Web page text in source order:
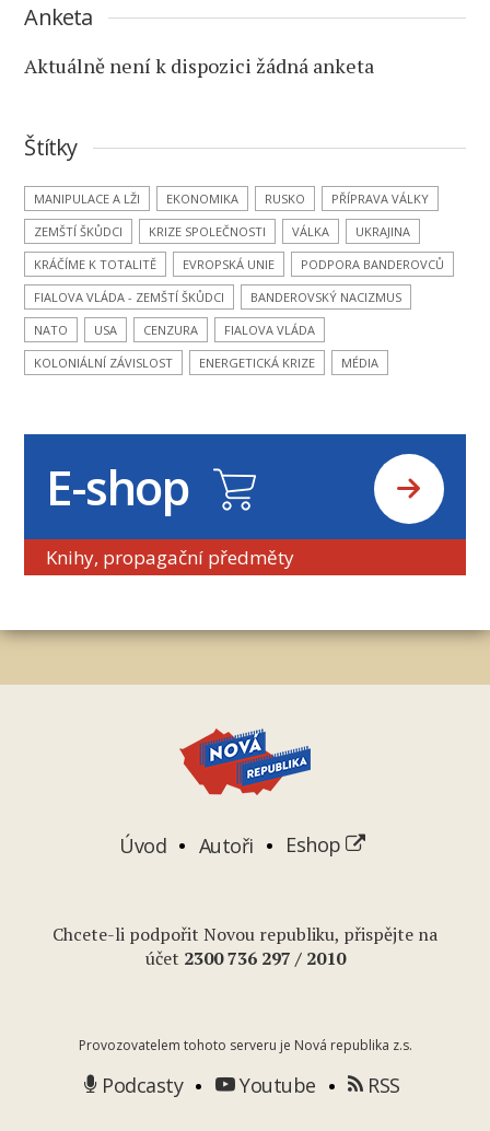
Anketa
Aktuálně není k dispozici žádná anketa
Štítky
MANIPULACE A LŽI EKONOMIKA RUSKO
PŘÍPRAVA VÁLKY
ZEMŠTÍ ŠKŮDCI
KRIZE SPOLEČNOSTI VÁLKA
UKRAJINA
KRÁČÍME K TOTALITĚ
EVROPSKÁ UNIE
PODPORA BANDEROVCŮ
FIALOVA VLÁDA - ZEMŠTÍ ŠKŮDCI
BANDEROVSKÝ NACIZMUS
NATO
USA CENZURA
FIALOVA VLÁDA
KOLONIÁLNÍ ZÁVISLOST
ENERGETICKÁ KRIZE MÉDIA
E-shop
Knihy, propagační předměty
Úvod Autoři Eshop
Chcete-li podpořit Novou republiku, přispějte na
účet 2300 736 297 / 2010
Provozovatelem tohoto serveru je Nová republika z.s.
Podcasty Youtube RSS